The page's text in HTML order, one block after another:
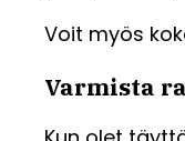
Voit myös
Varmista